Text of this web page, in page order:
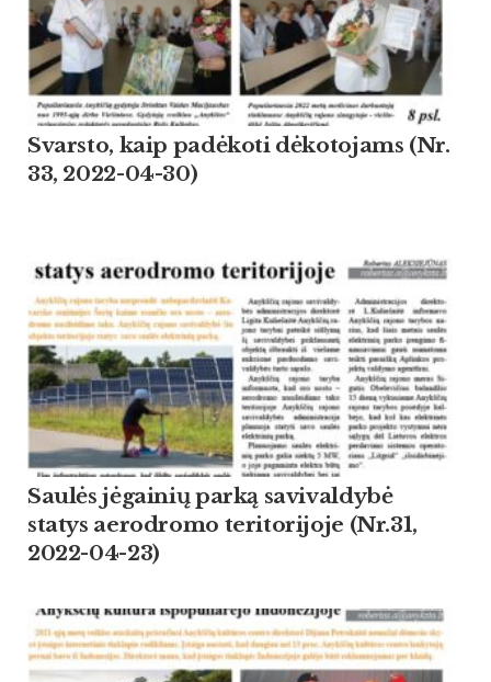
Svarsto, kaip padėkoti dėkotojams (Nr.
33, 2022-04-30)
Saulės jėgainių parką savivaldybė
statys aerodromo teritorijoje (Nr.31,
2022-04-23)